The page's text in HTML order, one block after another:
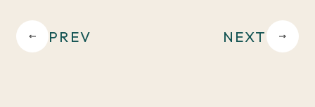
PREV NEXT